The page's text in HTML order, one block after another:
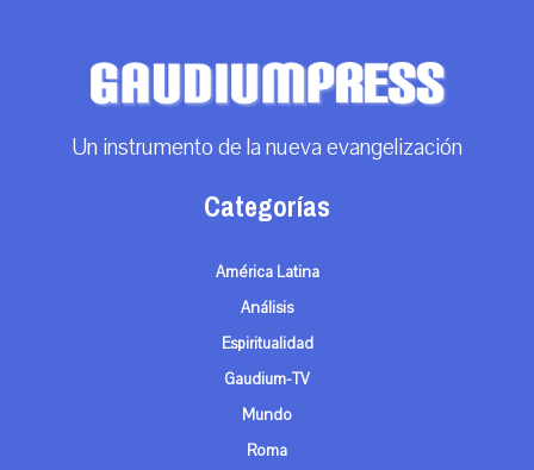
Un instrumento de la nueva evangelización
Categorías
América Latina
Análisis
Espiritualidad
Gaudium-TV
Mundo
Roma